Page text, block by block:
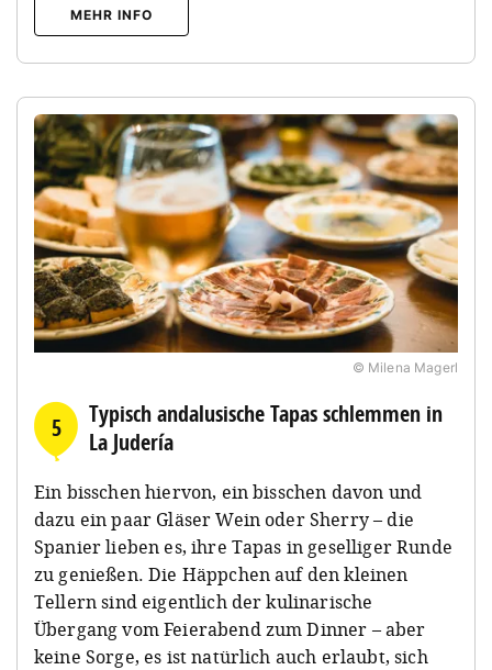
MEHR INFO
© Milena Magerl
5
Typisch andalusische Tapas schlemmen in
La Judería
Ein bisschen hiervon, ein bisschen davon und
dazu ein paar Gläser Wein oder Sherry – die
Spanier lieben es, ihre Tapas in geselliger Runde
zu genießen. Die Häppchen auf den kleinen
Tellern sind eigentlich der kulinarische
Übergang vom Feierabend zum Dinner – aber
keine Sorge, es ist natürlich auch erlaubt, sich